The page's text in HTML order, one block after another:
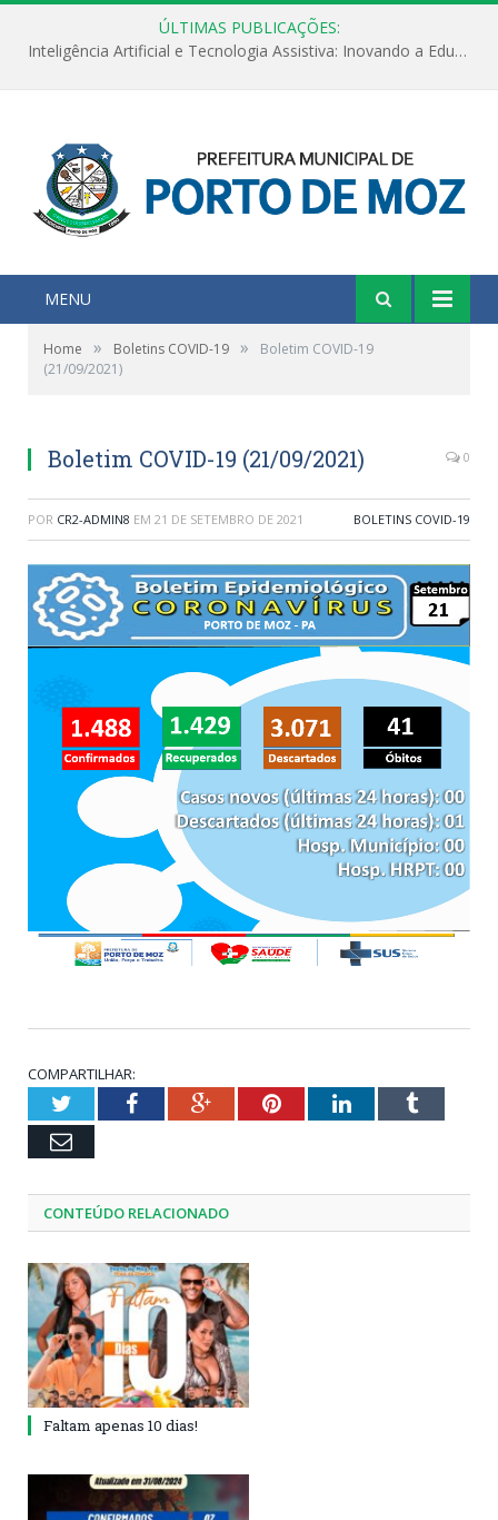
ÚLTIMAS PUBLICAÇÕES:
Inteligência Artificial e Tecnologia Assistiva: Inovando a Educação Especial e Inclusiva
MENU
Home » Boletins COVID-19 »
Boletim COVID-19
(21/09/2021)
Boletim COVID-19 (21/09/2021) 0
POR CR2-ADMIN8 EM 21 DE SETEMBRO DE 2021 BOLETINS COVID-19
COMPARTILHAR:
TwitterFacebookGoogle+PinterestLinkedInTumblr
Email
CONTEÚDO RELACIONADO
Faltam apenas 10 dias!